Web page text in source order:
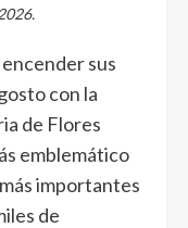
sus
con la
de Flores
emblemático
importantes
de